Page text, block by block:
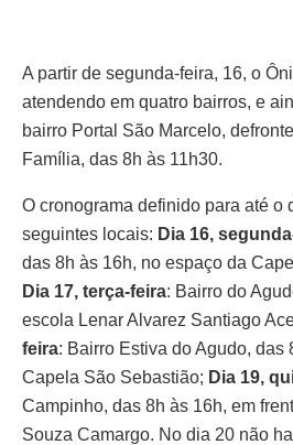
A partir de segunda-feira, 16, o
atendendo em quatro bairros, e
bairro Portal São Marcelo,
Família, das 8h às 11h30.
O cronograma definido para até o
seguintes locais: Dia 16,
das 8h às 16h, no espaço da
Dia 17, terça-feira: Bairro do
escola Lenar Alvarez Santiago
feira: Bairro Estiva do Agudo, das
Capela São Sebastião; Dia 19,
Campinho, das 8h às 16h, em
Souza Camargo. No dia 20 não